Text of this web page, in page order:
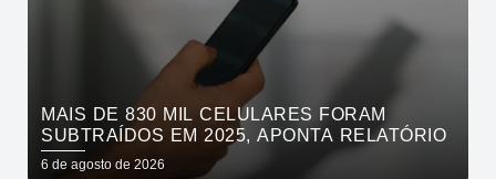
MAIS DE 830 MIL CELULARES FORAM
SUBTRAÍDOS EM 2025, APONTA RELATÓRIO
6 de agosto de 2026